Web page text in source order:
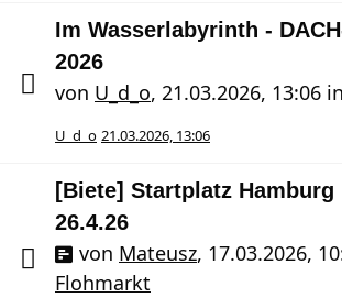
Im Wasserlabyrinth -
2026
von U_d_o, 21.03.2026, 13:06 in
U_d_o 21.03.2026, 13:06
[Biete] Startplatz Hamburg
26.4.26
von Mateusz, 17.03.2026,
Flohmarkt